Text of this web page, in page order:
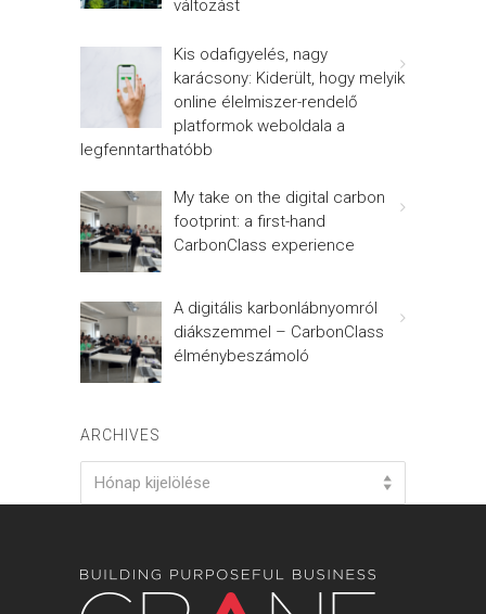
változást
Kis odafigyelés, nagy
karácsony: Kiderült, hogy melyik
online élelmiszer-rendelő
platformok weboldala a
legfenntarthatóbb
My take on the digital carbon
footprint: a first-hand
CarbonClass experience
A digitális karbonlábnyomról
diákszemmel – CarbonClass
élménybeszámoló
ARCHIVES
Hónap kijelölése